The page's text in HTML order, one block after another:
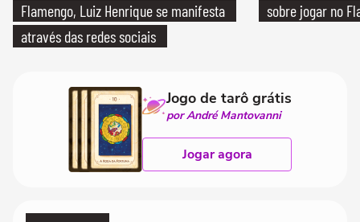
Flamengo, Luiz Henrique se manifesta
através das redes sociais
sobre jogar no
Jogo de tarô grátis
por André Mantovanni
Jogar agora